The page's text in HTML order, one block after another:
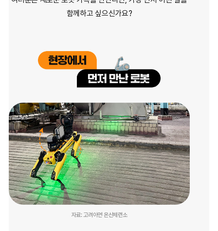
함께하고 싶으신가요?
자료: 고려아연 온산제련소